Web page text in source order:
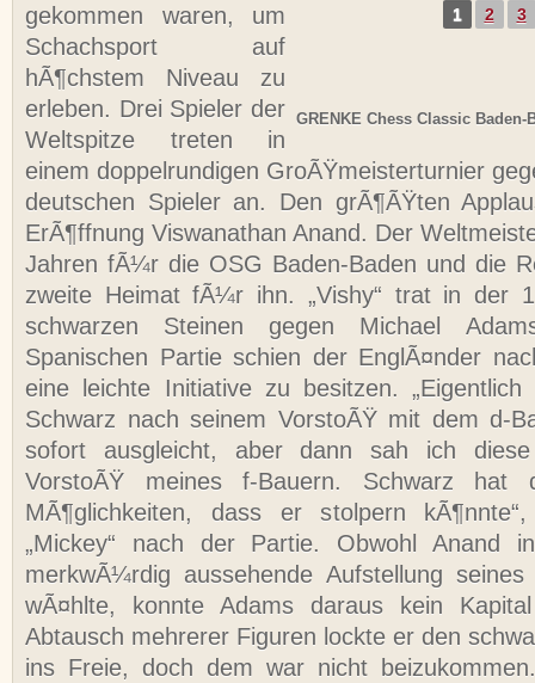
1 2 3
GRENKE Chess Classic Baden-
gekommen waren, um
Schachsport auf
hÃ¶chstem Niveau zu
erleben. Drei Spieler der
Weltspitze treten in
einem doppelrundigen GroÃŸmeisterturnier
deutschen Spieler an. Den grÃ¶ÃŸten
ErÃ¶ffnung Viswanathan Anand. Der
Jahren fÃ¼r die OSG Baden-Baden und die
zweite Heimat fÃ¼r ihn. „Vishy“ trat in der
schwarzen Steinen gegen Michael
Spanischen Partie schien der EnglÃ¤nder
eine leichte Initiative zu besitzen.
Schwarz nach seinem VorstoÃŸ mit dem d-
sofort ausgleicht, aber dann sah ich
VorstoÃŸ meines f-Bauern. Schwarz hat
MÃ¶glichkeiten, dass er stolpern
„Mickey“ nach der Partie. Obwohl Anand
merkwÃ¼rdig aussehende Aufstellung
wÃ¤hlte, konnte Adams daraus kein
Abtausch mehrerer Figuren lockte er den
ins Freie, doch dem war nicht